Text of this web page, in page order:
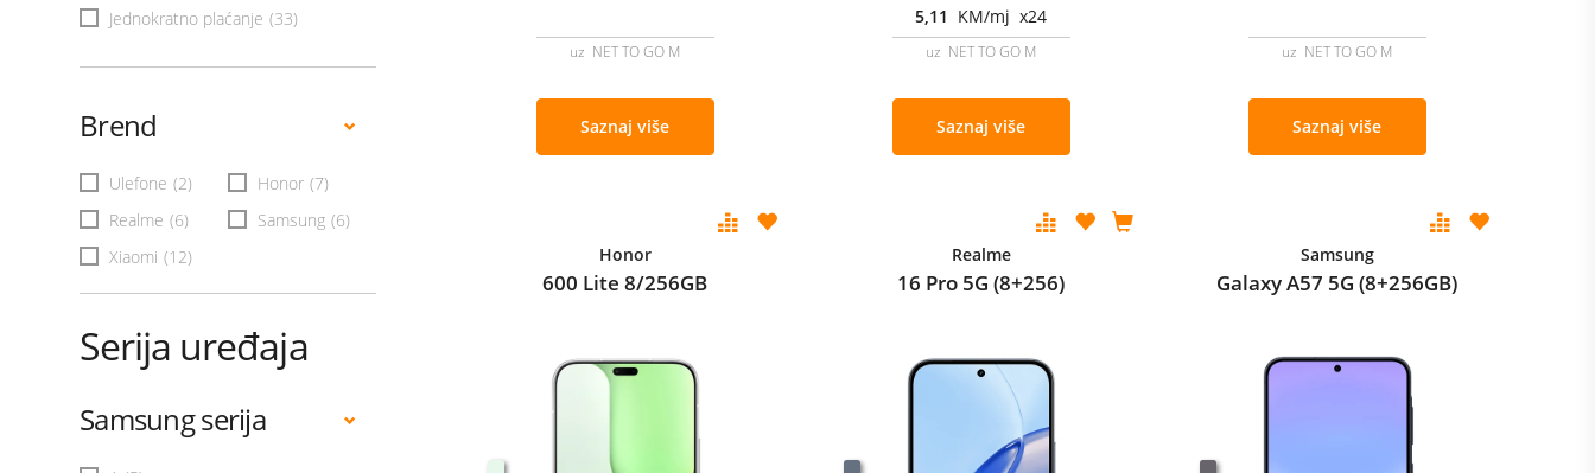
Jednokratno plaćanje (33)
Brend
Ulefone (2) Honor (7)
Realme (6) Samsung (6)
Xiaomi (12)
Serija uređaja
Samsung serija
uz NET TO GO M
Saznaj više
5,11 KM/mj x24
uz NET TO GO M
Saznaj više
uz NET TO GO M
Saznaj više
Honor
600 Lite 8/256GB
Realme
16 Pro 5G (8+256)
Samsung
Galaxy A57 5G (8+256GB)